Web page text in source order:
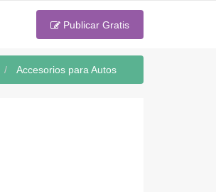
Publicar Gratis
Accesorios para Autos